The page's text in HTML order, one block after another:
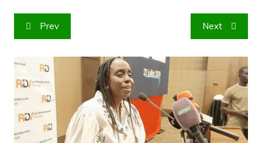
Navigation
de
l’article
Prev Next